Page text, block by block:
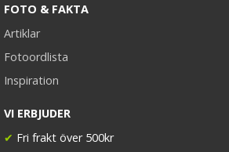
FOTO & FAKTA
Artiklar
Fotoordlista
Inspiration
VI ERBJUDER
✔ Fri frakt över 500kr